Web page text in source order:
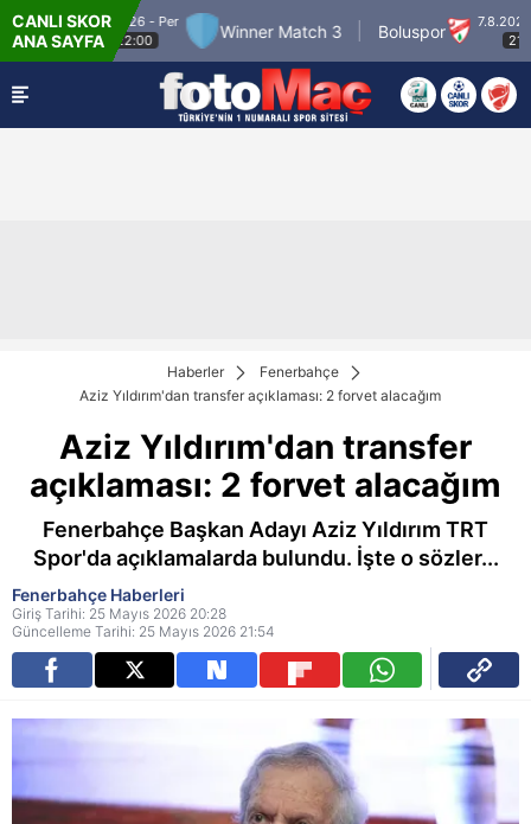
CANLI SKOR
ANA SAYFA
6.8.2026 - Per
22:00
Winner Match 3 Boluspor
7.8.2026 - Cum
21:30
Haberler
Fenerbahçe
Aziz Yıldırım'dan transfer açıklaması: 2 forvet alacağım
Aziz Yıldırım'dan transfer
açıklaması: 2 forvet alacağım
Fenerbahçe Başkan Adayı Aziz Yıldırım TRT
Spor'da açıklamalarda bulundu. İşte o sözler...
Fenerbahçe Haberleri
Giriş Tarihi: 25 Mayıs 2026 20:28
Güncelleme Tarihi: 25 Mayıs 2026 21:54